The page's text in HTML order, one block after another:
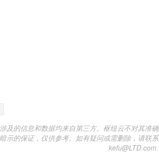
及的信息和数据均来自第三方。枢纽云不对其准确
示的保证，仅供参考。如有疑问或需删除，请联系
kefu@LTD.com.